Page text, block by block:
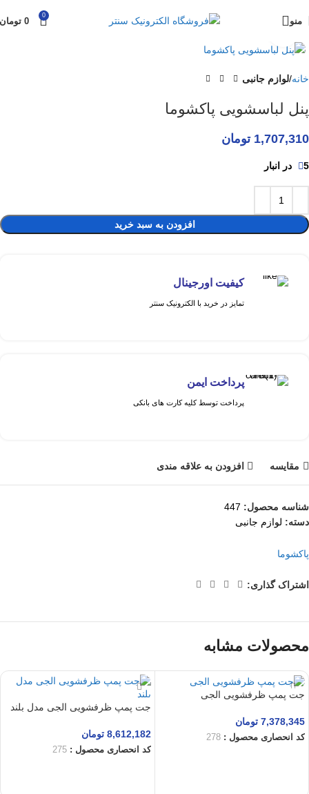
منو
0
0 تومان
خانه لوازم جانبی
پنل لباسشویی پاکشوما
1,707,310 تومان
5 در انبار
افزودن به سبد خرید
کیفیت اورجینال
تمایز در خرید با الکترونیک سنتر
پرداخت ایمن
پرداخت توسط کلیه کارت های بانکی
مقايسه افزودن به علاقه مندی
شناسه محصول: 447
دسته: لوازم جانبی
پاکشوما
اشتراک گذاری:
محصولات مشابه
جت پمپ ظرفشویی الجی
7,378,345 تومان
کد انحصاری محصول : 278
جت پمپ ظرفشویی الجی مدل بلند
8,612,182 تومان
کد انحصاری محصول : 275